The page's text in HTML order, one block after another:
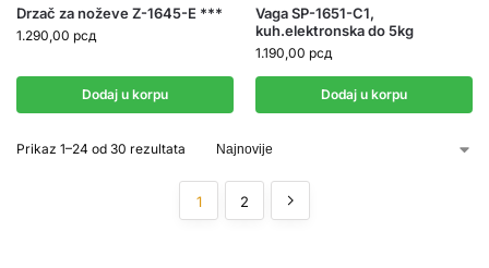
Drzač za noževe Z-1645-E ***
1.290,00 рсд
Dodaj u korpu
Vaga SP-1651-C1,
kuh.elektronska do 5kg
1.190,00 рсд
Dodaj u korpu
Prikaz 1–24 od 30 rezultata
1 2